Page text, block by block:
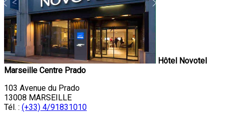
Hôtel Novotel
Marseille Centre Prado
103 Avenue du Prado
13008 MARSEILLE
Tél. : (+33) 4/91831010